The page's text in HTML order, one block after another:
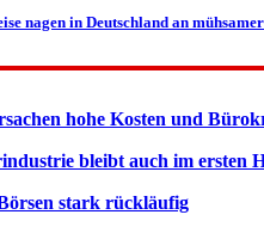
nagen in Deutschland an
hohe Kosten und
bleibt auch im ersten
stark rückläufig